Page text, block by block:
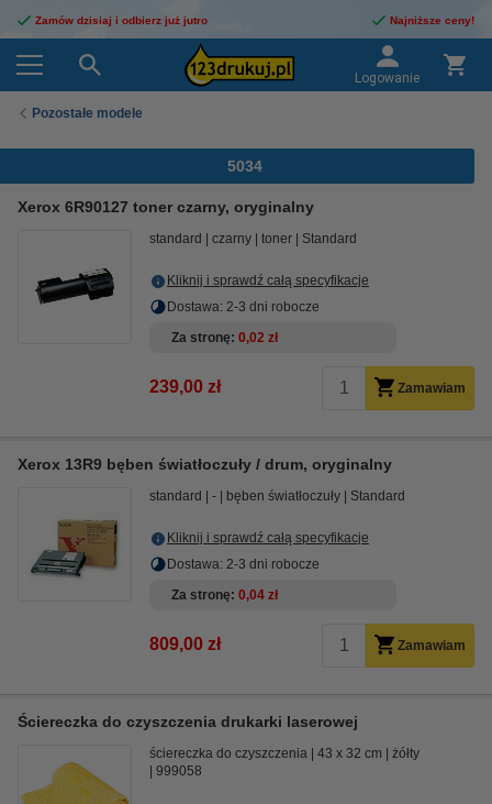
Zamów dzisiaj i odbierz już jutro Najniższe ceny!
Logowanie
Pozostałe modele
5034
Xerox 6R90127 toner czarny, oryginalny
standard czarny toner Standard
Kliknij i sprawdź całą specyfikacje
Dostawa: 2-3 dni robocze
Za stronę 0,02 zł
239,00 zł Zamawiam
Xerox 13R9 bęben światłoczuły / drum, oryginalny
standard - bęben światłoczuły Standard
Kliknij i sprawdź całą specyfikacje
Dostawa: 2-3 dni robocze
Za stronę 0,04 zł
809,00 zł Zamawiam
Ściereczka do czyszczenia drukarki laserowej
ściereczka do czyszczenia 43 x 32 cm
żółty
999058